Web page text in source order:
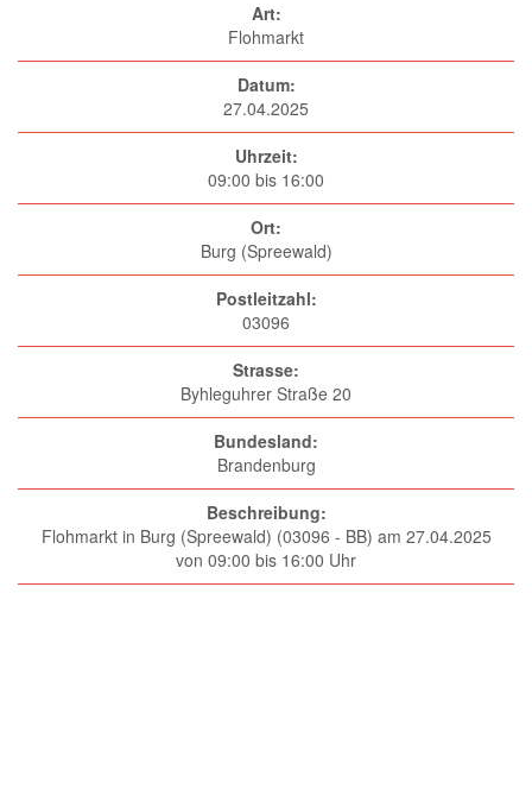
Art:
Flohmarkt
Datum:
27.04.2025
Uhrzeit:
09:00 bis 16:00
Ort:
Burg (Spreewald)
Postleitzahl:
03096
Strasse:
Byhleguhrer Straße 20
Bundesland:
Brandenburg
Beschreibung:
Flohmarkt in Burg (Spreewald) (03096 - BB) am 27.04.2025
von 09:00 bis 16:00 Uhr